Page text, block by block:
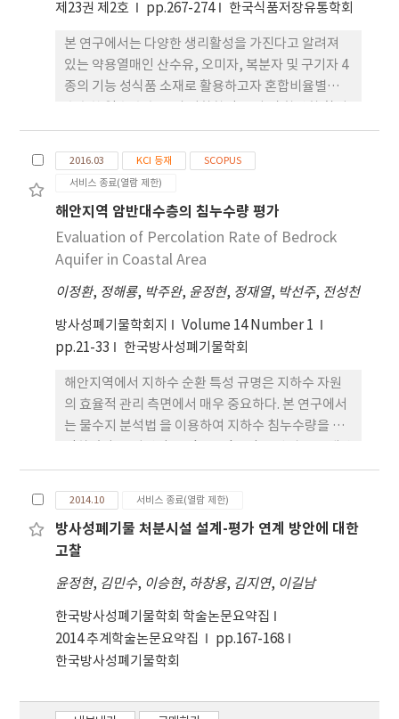
제23권 제2호
pp.267-274 한국식품저장유통학회
본 연구에서는 다양한 생리활성을 가진다고 알려져
있는 약용열매인 산수유, 오미자, 복분자 및 구기자 4
종의 기능 성식품 소재로 활용하고자 혼합비율별로
을 조사하였다. 약용열 매 혼합비율에 따른 열수 추출
물의 pH는 3.22~3.52로 산성 을 나타내었으며, 당도
는 M3이 3.20 °Brix로 다른 시료에 비해 낮았고 산도
서 5.85%로 가장 높게 나타났다. 추출수율은 M2,
M1, MS, M4 및 M3 순으로 나타났으며, 총 폴리페놀
및 플라보노이드 함량은 각각 14.54 및 5.65 g/100 g
높은 값을 나타내었다. DPPH 및 ABTS radical 소거
활성은 M3이 250~1,000 μg/mL 농도에서
25.80~86.09% 및 33.43~90.49% 로 가장 높게 나타
농도에서 각각 0.36~0.86 μM 및 0.21~0.96으로 가장
우수하였으며, 모든 혼합 열수 추출물에서 농도 의존
적으 로 증가하였다.
2016.03 KCI 등재
SCOPUS
서비스 종료(열람 제한)
해안지역 암반대수층의 침누수량 평가
Evaluation of Percolation Rate of Bedrock
Aquifer in Coastal Area
이정환, 정해룡, 박주완, 윤정현, 정재열, 박선주, 전성천
방사성폐기물학회지
Volume 14 Number 1
pp.21-33
한국방사성폐기물학회
해안지역에서 지하수 순환 특성 규명은 지하수 자원
의 효율적 관리 측면에서 매우 중요하다. 본 연구에서
는 물수지 분석법 을 이용하여 지하수 침누수량을 산
하였으며, 지표 직접유출량은 SCS-CN 방법으로 산
정하였다. 지하수 저류량 변화는 229 mm/년로 30년
평균 강수량 1286 mm/년의 17.8%에 해당하며, 증
발산량 은 693 mm/년 (53.9%), 지표 직접유출량은
124 mm/년 (9.6%)로 산정되었다. 강우량과 지하수
저류량 변화 사이에는 강우 량과 증발산량, 강우량과
는 증발산량 및 지표 직접유출량 보다 지하수 저류량
변화가 강우량에 대해서 더 민감하게 반응한다는 것
을 반영한다.
2014.10 서비스 종료(열람 제한)
방사성폐기물 처분시설 설계-평가 연계 방안에 대한
고찰
윤정현, 김민수, 이승현, 하창용, 김지연, 이길남
한국방사성폐기물학회 학술논문요약집
2014 추계학술논문요약집
pp.167-168
한국방사성폐기물학회